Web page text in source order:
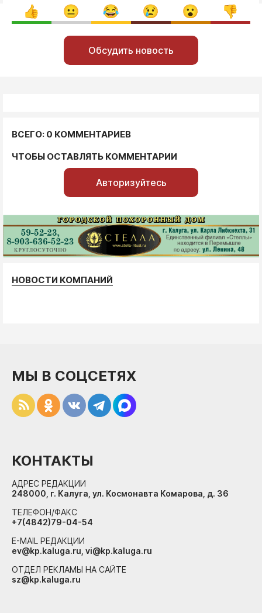
Обсудить новость
ВСЕГО: 0 КОММЕНТАРИЕВ
ЧТОБЫ ОСТАВЛЯТЬ КОММЕНТАРИИ
Авторизуйтесь
НОВОСТИ КОМПАНИЙ
МЫ В СОЦСЕТЯХ
КОНТАКТЫ
АДРЕС РЕДАКЦИИ
248000, г. Калуга, ул. Космонавта Комарова, д. 36
ТЕЛЕФОН/ФАКС
+7(4842)79-04-54
E-MAIL РЕДАКЦИИ
ev@kp.kaluga.ru, vi@kp.kaluga.ru
ОТДЕЛ РЕКЛАМЫ НА САЙТЕ
sz@kp.kaluga.ru